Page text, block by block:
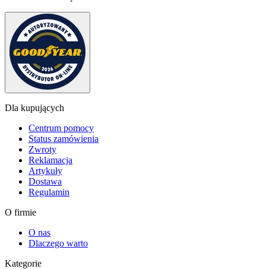
Dla kupujących
Centrum pomocy
Status zamówienia
Zwroty
Reklamacja
Artykuły
Dostawa
Regulamin
O firmie
O nas
Dlaczego warto
Kategorie